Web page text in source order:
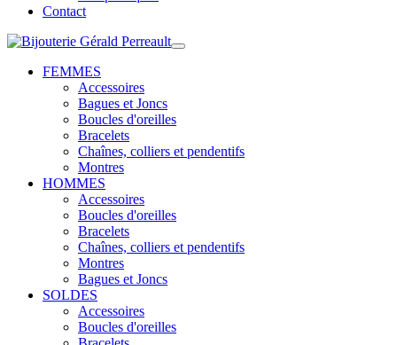
Contact
FEMMES
Accessoires
Bagues et Joncs
Boucles d'oreilles
Bracelets
Chaînes, colliers et pendentifs
Montres
HOMMES
Accessoires
Boucles d'oreilles
Bracelets
Chaînes, colliers et pendentifs
Montres
Bagues et Joncs
SOLDES
Accessoires
Boucles d'oreilles